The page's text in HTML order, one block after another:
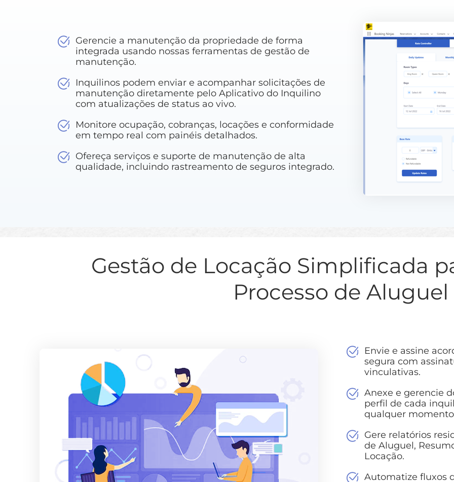
Gerencie a manutenção da propriedade de forma
integrada usando nossas ferramentas de gestão de
manutenção.
Inquilinos podem enviar e acompanhar solicitações de
manutenção diretamente pelo Aplicativo do Inquilino
com atualizações de status ao vivo.
Monitore ocupação, cobranças, locações e conformidade
em tempo real com painéis detalhados.
Ofereça serviços e suporte de manutenção de alta
qualidade, incluindo rastreamento de seguros integrado.
Gestão de Locação Simplificada
Processo de Aluguel
Envie e assine
segura com
vinculativas.
Anexe e gerencie
perfil de cada
qualquer
Gere relatórios
de Aluguel,
Locação.
Automatize fluxos